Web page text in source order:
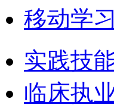
移动学
实践技
临床执